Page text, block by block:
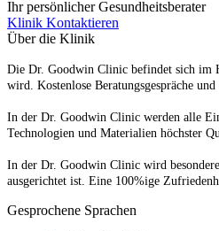
Ihr persönlicher Gesundheitsberater
Klinik Kontaktieren
Über die Klinik
Die Dr. Goodwin Clinic befindet sich im
wird. Kostenlose Beratungsgespräche
In der Dr. Goodwin Clinic werden alle
Technologien und Materialien höchster
In der Dr. Goodwin Clinic wird
ausgerichtet ist. Eine 100%ige
Gesprochene Sprachen